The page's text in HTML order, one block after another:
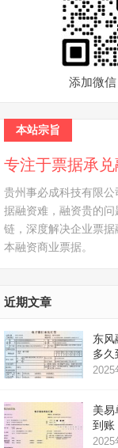
添加微信
本站宗旨
专注于票据承
贵州事必成科技有限
据融资难，融资贵的
链，深度解决企业票
本融资商业票据。
近期文章
东风
多久
2025
美易
到账
2025